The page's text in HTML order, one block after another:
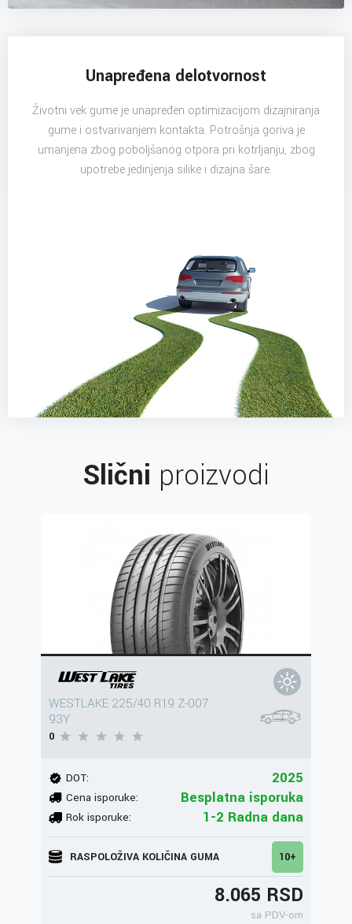
Unapređena delotvornost
Životni vek gume je unapređen optimizacijom dizajniranja
gume i ostvarivanjem kontakta. Potrošnja goriva je
umanjena zbog poboljšanog otpora pri kotrljanju, zbog
upotrebe jedinjenja silike i dizajna šare.
Slični proizvodi
WESTLAKE 225/40 R19 Z-007
93Y
0
DOT: 2025
Cena isporuke: Besplatna isporuka
Rok isporuke: 1-2 Radna dana
RASPOLOŽIVA KOLIČINA GUMA 10+
8.065 RSD
sa PDV-om